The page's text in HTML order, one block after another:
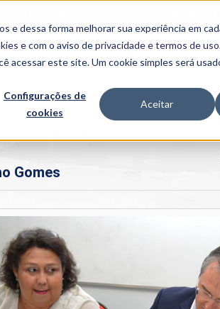
e dessa forma melhorar sua experiência em
e com o aviso deprivacidade e termos de uso
acessar este site. Um cookie simples será
Configurações de
cookies
Aceitar
BENEFÍCIOS
PIME
Gomes